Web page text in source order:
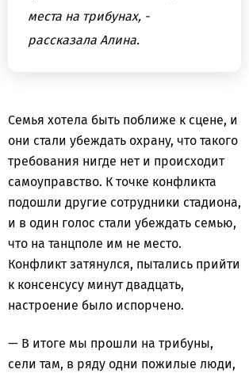
места на трибунах, -
рассказала Алина.
Семья хотела быть поближе к сцене, и
они стали убеждать охрану, что такого
требования нигде нет и происходит
самоуправство. К точке конфликта
подошли другие сотрудники стадиона,
и в один голос стали убеждать семью,
что на танцполе им не место.
Конфликт затянулся, пытались прийти
к консенсусу минут двадцать,
настроение было испорчено.
— В итоге мы прошли на трибуны,
сели там, в ряду одни пожилые люди,